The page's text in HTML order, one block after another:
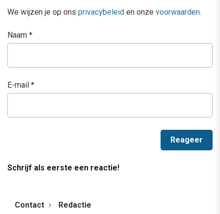
We wijzen je op ons privacybeleid en onze voorwaarden.
Naam *
E-mail *
Schrijf als eerste een reactie!
Contact Redactie